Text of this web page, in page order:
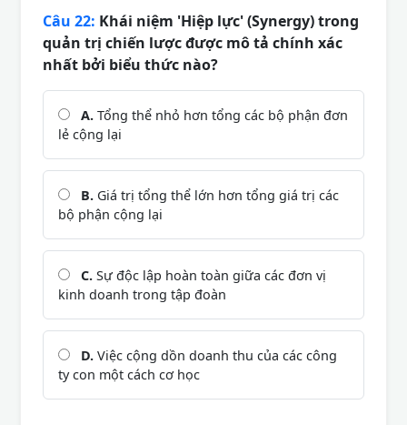
Câu 22: Khái niệm 'Hiệp lực' (Synergy) trong
quản trị chiến lược được mô tả chính xác
nhất bởi biểu thức nào?
A. Tổng thể nhỏ hơn tổng các bộ phận đơn
lẻ cộng lại
B. Giá trị tổng thể lớn hơn tổng giá trị các
bộ phận cộng lại
C. Sự độc lập hoàn toàn giữa các đơn vị
kinh doanh trong tập đoàn
D. Việc cộng dồn doanh thu của các công
ty con một cách cơ học